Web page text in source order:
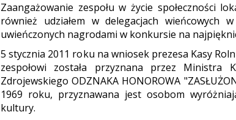
Zaangażowanie zespołu w życie społeczności
również udziałem w delegacjach wieńcowych
uwieńczonych nagrodami w konkursie na
5 stycznia 2011 roku na wniosek prezesa Kasy
zespołowi została przyznana przez Ministra
Zdrojewskiego ODZNAKA HONOROWA
1969 roku, przyznawana jest osobom
kultury.